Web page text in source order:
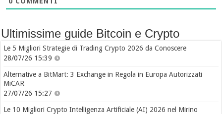
Ultimissime guide Bitcoin e Crypto
Le 5 Migliori Strategie di Trading Crypto 2026 da Conoscere
28/07/26 15:39
Alternative a BitMart: 3 Exchange in Regola in Europa Autorizzati
MiCAR
27/07/26 15:27
Le 10 Migliori Crypto Intelligenza Artificiale (AI) 2026 nel Mirino